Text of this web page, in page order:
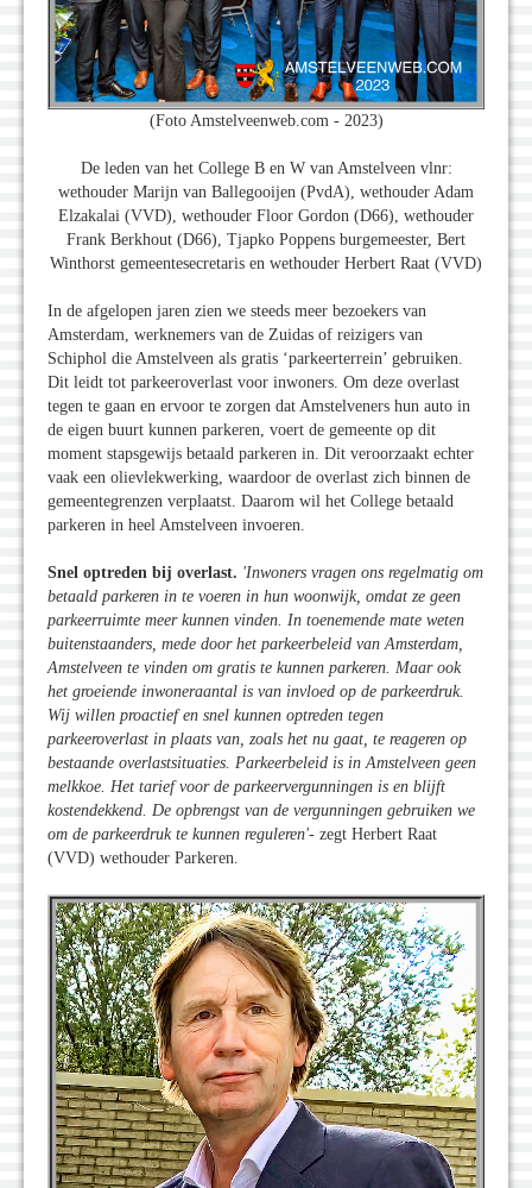
(Foto Amstelveenweb.com - 2023)
De leden van het College B en W van Amstelveen vlnr:
wethouder Marijn van Ballegooijen (PvdA), wethouder Adam
Elzakalai (VVD), wethouder Floor Gordon (D66), wethouder
Frank Berkhout (D66), Tjapko Poppens burgemeester, Bert
Winthorst gemeentesecretaris en wethouder Herbert Raat (VVD)
In de afgelopen jaren zien we steeds meer bezoekers van
Amsterdam, werknemers van de Zuidas of reizigers van
Schiphol die Amstelveen als gratis ‘parkeerterrein’ gebruiken.
Dit leidt tot parkeeroverlast voor inwoners. Om deze overlast
tegen te gaan en ervoor te zorgen dat Amstelveners hun auto in
de eigen buurt kunnen parkeren, voert de gemeente op dit
moment stapsgewijs betaald parkeren in. Dit veroorzaakt echter
vaak een olievlekwerking, waardoor de overlast zich binnen de
gemeentegrenzen verplaatst. Daarom wil het College betaald
parkeren in heel Amstelveen invoeren.
Snel optreden bij overlast. 'Inwoners vragen ons regelmatig om
betaald parkeren in te voeren in hun woonwijk, omdat ze geen
parkeerruimte meer kunnen vinden. In toenemende mate weten
buitenstaanders, mede door het parkeerbeleid van Amsterdam,
Amstelveen te vinden om gratis te kunnen parkeren. Maar ook
het groeiende inwoneraantal is van invloed op de parkeerdruk.
Wij willen proactief en snel kunnen optreden tegen
parkeeroverlast in plaats van, zoals het nu gaat, te reageren op
bestaande overlastsituaties. Parkeerbeleid is in Amstelveen geen
melkkoe. Het tarief voor de parkeervergunningen is en blijft
kostendekkend. De opbrengst van de vergunningen gebruiken we
om de parkeerdruk te kunnen reguleren'- zegt Herbert Raat
(VVD) wethouder Parkeren.